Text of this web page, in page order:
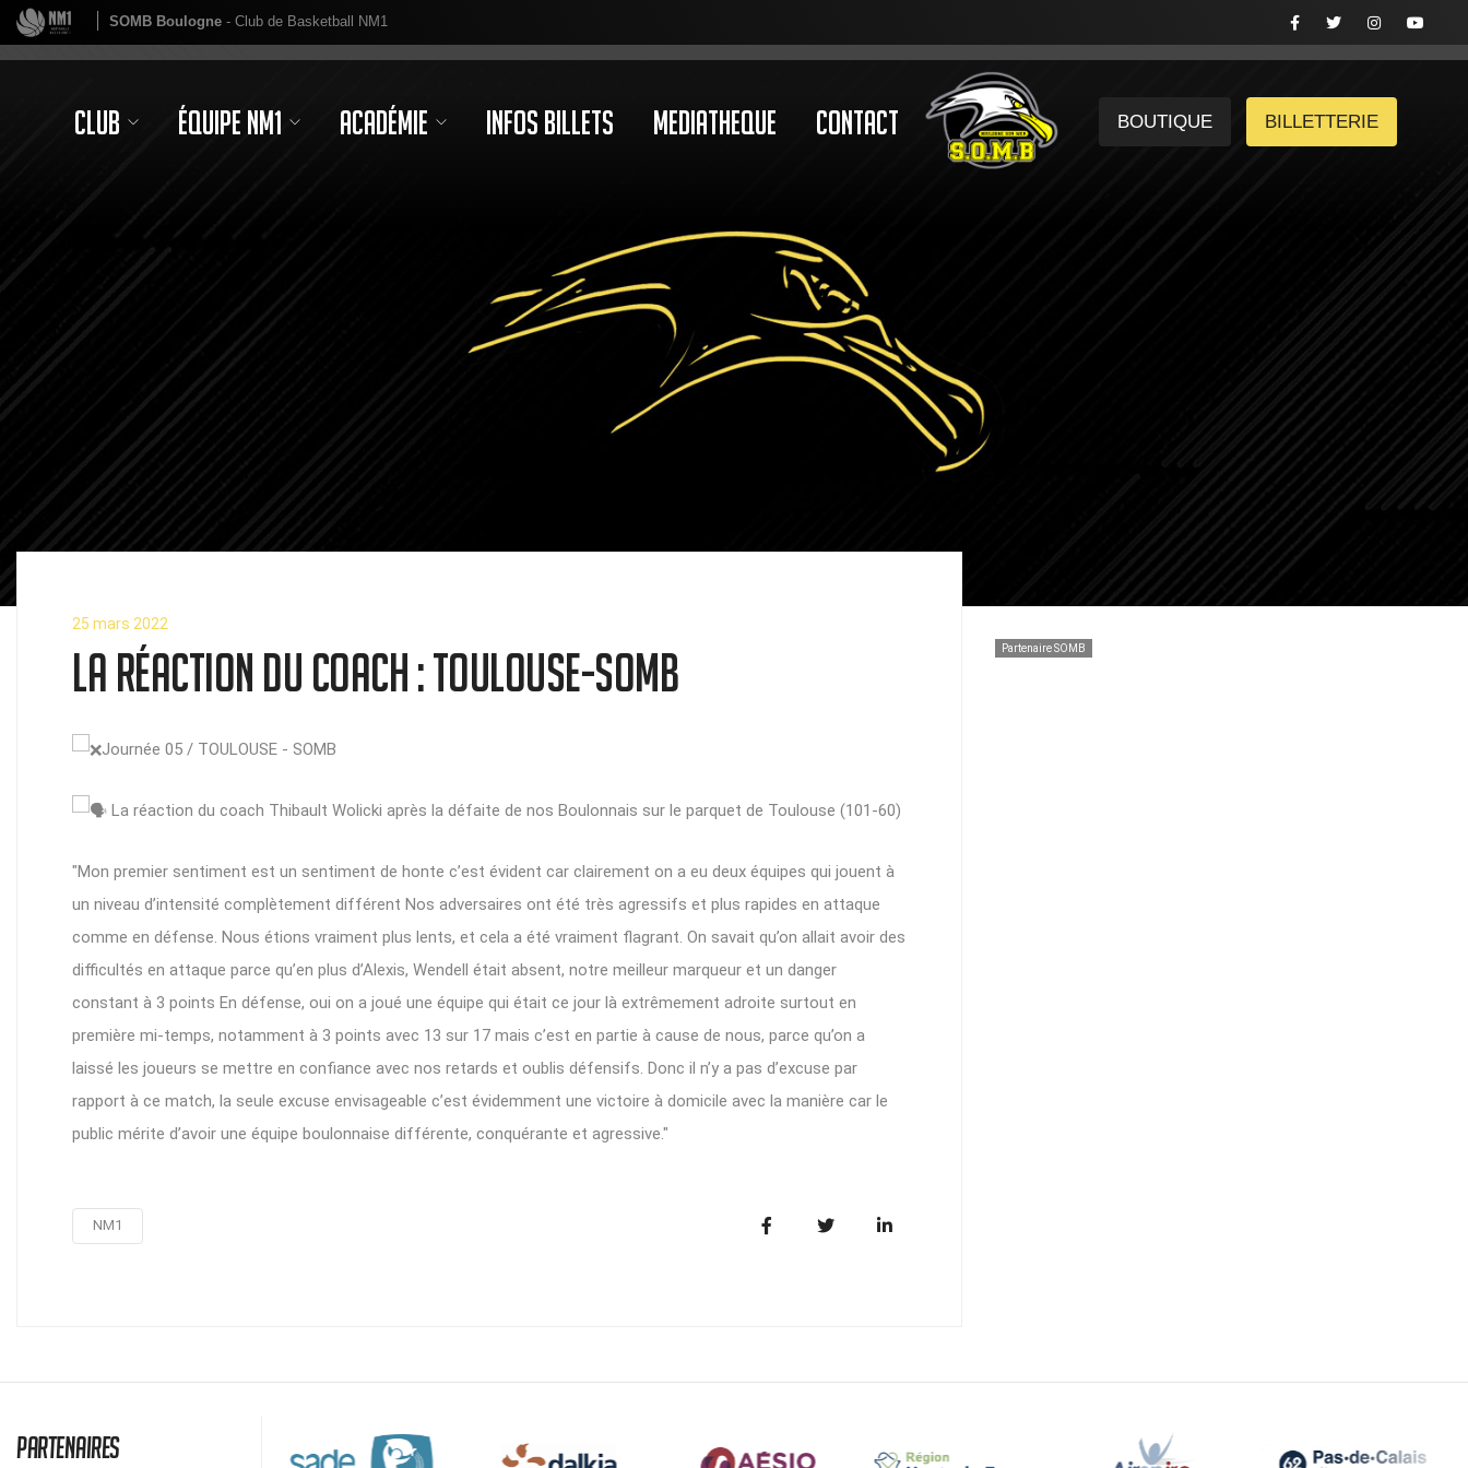
SOMB Boulogne - Club de Basketball NM1
Club Équipe NM1 Académie Infos Billets Mediatheque Contact BOUTIQUE BILLETTERIE
25 mars 2022
La réaction du coach : TOULOUSE-SOMB
Journée 05 / TOULOUSE - SOMB
La réaction du coach Thibault Wolicki après la défaite de nos Boulonnais sur le parquet de Toulouse (101-60)
"Mon premier sentiment est un sentiment de honte c’est évident car clairement on a eu deux équipes qui jouent à
un niveau d’intensité complètement différent Nos adversaires ont été très agressifs et plus rapides en attaque
comme en défense. Nous étions vraiment plus lents, et cela a été vraiment flagrant. On savait qu’on allait avoir des
difficultés en attaque parce qu’en plus d’Alexis, Wendell était absent, notre meilleur marqueur et un danger
constant à 3 points En défense, oui on a joué une équipe qui était ce jour là extrêmement adroite surtout en
première mi-temps, notamment à 3 points avec 13 sur 17 mais c’est en partie à cause de nous, parce qu’on a
laissé les joueurs se mettre en confiance avec nos retards et oublis défensifs. Donc il n’y a pas d’excuse par
rapport à ce match, la seule excuse envisageable c’est évidemment une victoire à domicile avec la manière car le
public mérite d’avoir une équipe boulonnaise différente, conquérante et agressive."
NM1
Partenaire SOMB
Partenaires